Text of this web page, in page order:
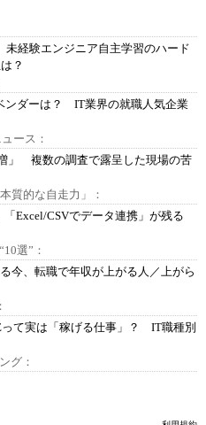
経験エンジニア自主学習のハード
？
ンダーは？ IT業界の就職人気企業
ース：
」 複数の調査で露呈した現場の苦
質的な自走力」：
「Excel/CSVでデータ連携」が残る
選”：
今、転職で年収が上がる人／上がら
って実は「稼げる仕事」？ IT職種別
グ：